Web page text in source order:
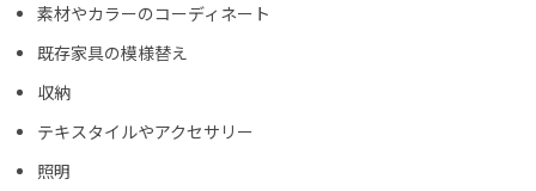
素材やカラーのコーディネート
既存家具の模様替え
収納
テキスタイルやアクセサリー
照明